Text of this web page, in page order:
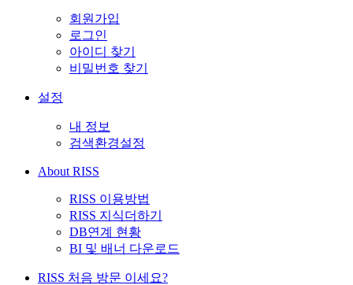
회원가입
로그인
아이디 찾기
비밀번호 찾기
설정
내 정보
검색환경설정
About RISS
RISS 이용방법
RISS 지식더하기
DB연계 현황
BI 및 배너 다운로드
RISS 처음 방문 이세요?